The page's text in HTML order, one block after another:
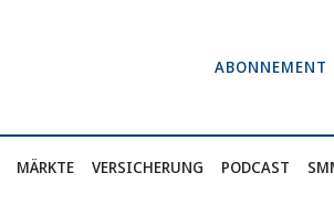
ABONNEMENT
MÄRKTE VERSICHERUNG PODCAST